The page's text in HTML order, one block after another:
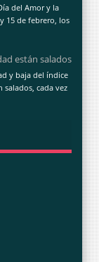
del Amor y la
15 de febrero, los
están salados
y baja del índice
salados, cada vez